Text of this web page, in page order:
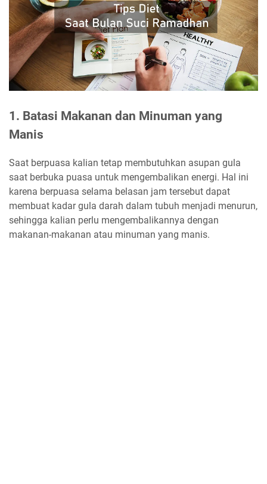
1. Batasi Makanan dan Minuman yang
Manis
Saat berpuasa kalian tetap membutuhkan asupan gula
saat berbuka puasa untuk mengembalikan energi. Hal ini
karena berpuasa selama belasan jam tersebut dapat
membuat kadar gula darah dalam tubuh menjadi menurun,
sehingga kalian perlu mengembalikannya dengan
makanan-makanan atau minuman yang manis.